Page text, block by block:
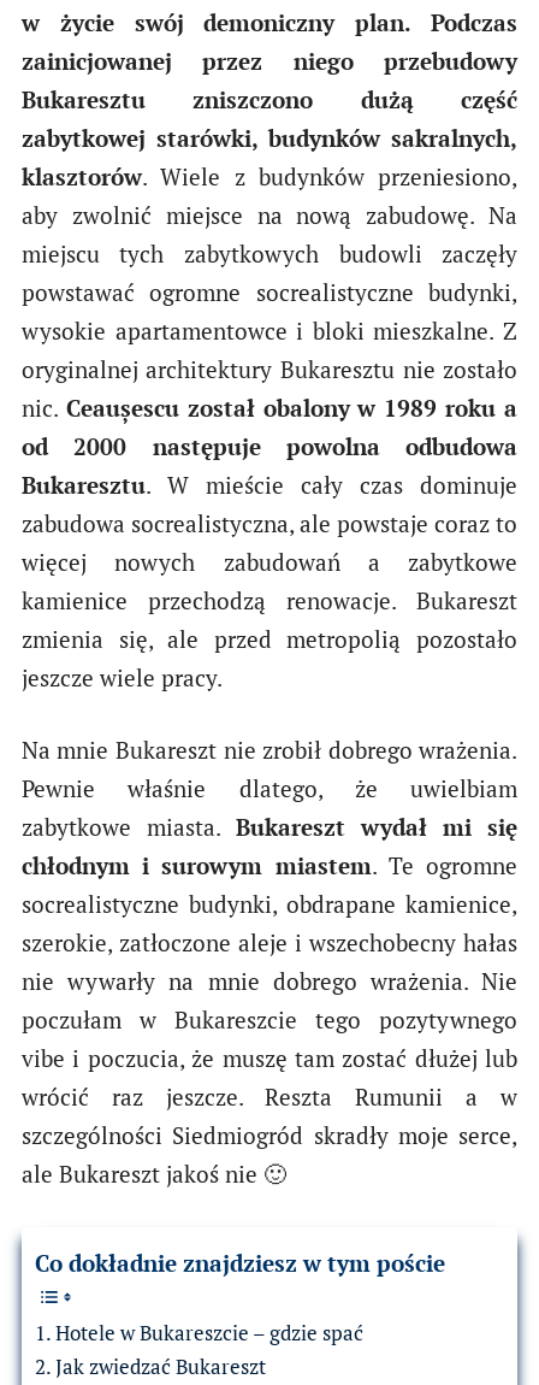
w życie swój demoniczny plan. Podczas
zainicjowanej przez niego przebudowy
Bukaresztu zniszczono dużą część
zabytkowej starówki, budynków sakralnych,
klasztorów. Wiele z budynków przeniesiono,
aby zwolnić miejsce na nową zabudowę. Na
miejscu tych zabytkowych budowli zaczęły
powstawać ogromne socrealistyczne budynki,
wysokie apartamentowce i bloki mieszkalne. Z
oryginalnej architektury Bukaresztu nie zostało
nic. Ceaușescu został obalony w 1989 roku a
od 2000 następuje powolna odbudowa
Bukaresztu. W mieście cały czas dominuje
zabudowa socrealistyczna, ale powstaje coraz to
więcej nowych zabudowań a zabytkowe
kamienice przechodzą renowacje. Bukareszt
zmienia się, ale przed metropolią pozostało
jeszcze wiele pracy.
Na mnie Bukareszt nie zrobił dobrego wrażenia.
Pewnie właśnie dlatego, że uwielbiam
zabytkowe miasta. Bukareszt wydał mi się
chłodnym i surowym miastem. Te ogromne
socrealistyczne budynki, obdrapane kamienice,
szerokie, zatłoczone aleje i wszechobecny hałas
nie wywarły na mnie dobrego wrażenia. Nie
poczułam w Bukareszcie tego pozytywnego
vibe i poczucia, że muszę tam zostać dłużej lub
wrócić raz jeszcze. Reszta Rumunii a w
szczególności Siedmiogród skradły moje serce,
ale Bukareszt jakoś nie 🙂
Co dokładnie znajdziesz w tym poście
Hotele w Bukareszcie – gdzie spać
Jak zwiedzać Bukareszt